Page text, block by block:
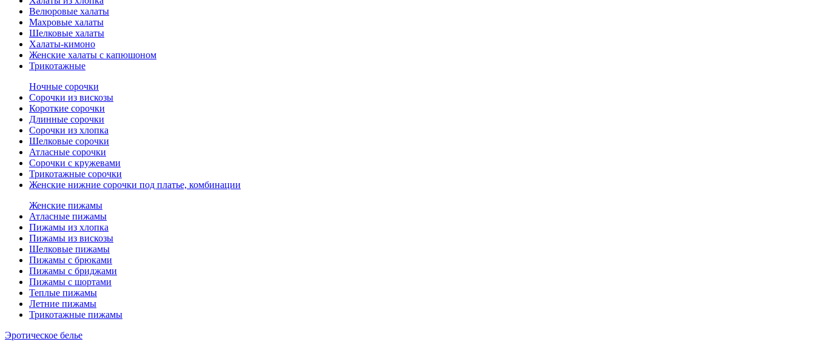
Велюровые халаты
Махровые халаты
Шелковые халаты
Халаты-кимоно
Женские халаты с капюшоном
Трикотажные
Ночные сорочки
Сорочки из вискозы
Короткие сорочки
Длинные сорочки
Сорочки из хлопка
Шелковые сорочки
Атласные сорочки
Сорочки с кружевами
Трикотажные сорочки
Женские нижние сорочки под платье, комбинации
Женские пижамы
Атласные пижамы
Пижамы из хлопка
Пижамы из вискозы
Шелковые пижамы
Пижамы с брюками
Пижамы с бриджами
Пижамы с шортами
Теплые пижамы
Летние пижамы
Трикотажные пижамы
Эротическое белье